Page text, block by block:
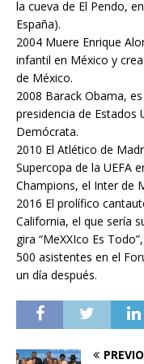
la cueva de El Pendo,
España).
2004 Muere Enrique
infantil en México y
de México.
2008 Barack Obama,
presidencia de Estados
Demócrata.
2010 El Atlético de
Supercopa de la UEFA
Champions, el Inter de
2016 El prolífico
California, el que sería
gira “MeXXIco Es
500 asistentes en el
un día después.